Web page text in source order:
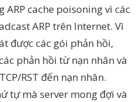
cache poisoning vì các
ARP trên Internet. Vì
được các gói phản hồi,
phản hồi từ nạn nhân và
RST đến nạn nhân.
tự mà server mong đợi và